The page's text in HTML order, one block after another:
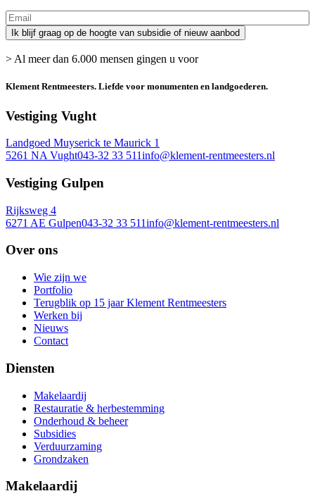
> Al meer dan 6.000 mensen gingen u voor
Klement Rentmeesters. Liefde voor monumenten en landgoederen.
Vestiging Vught
Landgoed Muyserick te Maurick 1
5261 NA Vught043-32 33 511info@klement-rentmeesters.nl
Vestiging Gulpen
Rijksweg 4
6271 AE Gulpen043-32 33 511info@klement-rentmeesters.nl
Over ons
Wie zijn we
Portfolio
Terugblik op 15 jaar Klement Rentmeesters
Werken bij
Nieuws
Contact
Diensten
Makelaardij
Restauratie & herbestemming
Onderhoud & beheer
Subsidies
Verduurzaming
Grondzaken
Makelaardij